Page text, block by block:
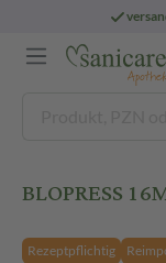
BLOPRESS
Rezeptpflichtig